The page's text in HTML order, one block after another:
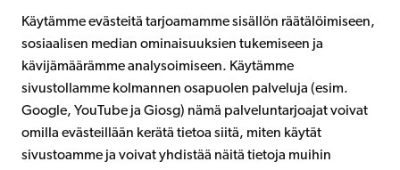
Käytämme evästeitä tarjoamamme sisällön räätälöimiseen,
sosiaalisen median ominaisuuksien tukemiseen ja
kävijämäärämme analysoimiseen. Käytämme
sivustollamme kolmannen osapuolen palveluja (esim.
Google, YouTube ja Giosg) nämä palveluntarjoajat voivat
omilla evästeillään kerätä tietoa siitä, miten käytät
sivustoamme ja voivat yhdistää näitä tietoja muihin
Facebook Instagram YouTube LinkedIn Blog Snapchat